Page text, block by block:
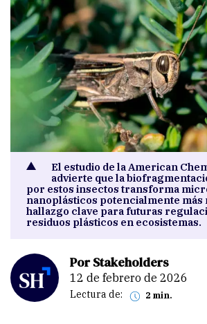
El estudio de la American
advierte que la
por estos insectos transforma
nanoplásticos potencialmente más
hallazgo clave para futuras
residuos plásticos en ecosistemas.
Por Stakeholders
12 de febrero de 2026
Lectura de: 2 min.